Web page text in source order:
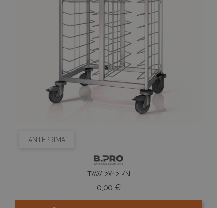
ANTEPRIMA
TAW 2X12 KN
0,00 €Prezzo